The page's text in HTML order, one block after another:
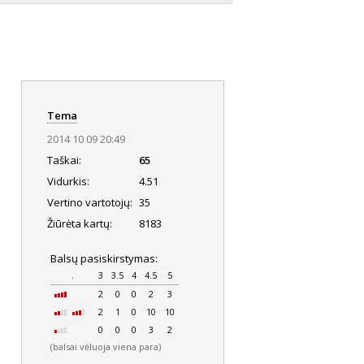
Tema
2014 10 09 20:49
Taškai:
65
Vidurkis:
4.51
Vertino vartotojų: 35
Žiūrėta kartų:
8183
Balsų pasiskirstymas:
. 3 3.5 4 4.5
5
2
0 0 2
3
2
1 0 10
10
0
0 0 3 2
(balsai vėluoja viena para)